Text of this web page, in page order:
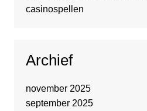
casinospellen
Archief
november 2025
september 2025